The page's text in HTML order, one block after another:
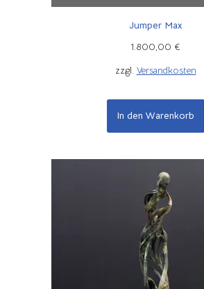
Jumper Max
1.800,00 €
zzgl. Versandkosten
In den Warenkorb